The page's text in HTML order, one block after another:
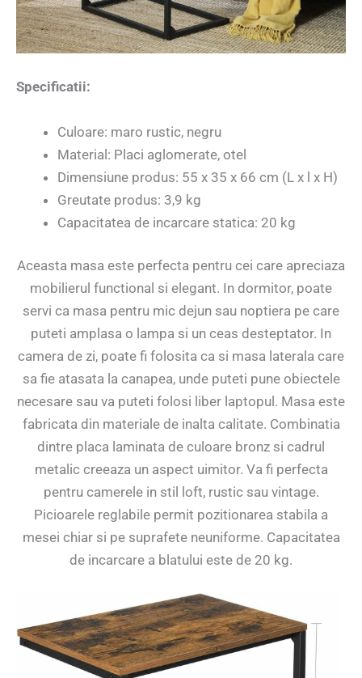
Specificatii:
Culoare: maro rustic, negru
Material: Placi aglomerate, otel
Dimensiune produs: 55 x 35 x 66 cm (L x l x H)
Greutate produs: 3,9 kg
Capacitatea de incarcare statica: 20 kg
Aceasta masa este perfecta pentru cei care apreciaza
mobilierul functional si elegant. In dormitor, poate
servi ca masa pentru mic dejun sau noptiera pe care
puteti amplasa o lampa si un ceas desteptator. In
camera de zi, poate fi folosita ca si masa laterala care
sa fie atasata la canapea, unde puteti pune obiectele
necesare sau va puteti folosi liber laptopul. Masa este
fabricata din materiale de inalta calitate. Combinatia
dintre placa laminata de culoare bronz si cadrul
metalic creeaza un aspect uimitor. Va fi perfecta
pentru camerele in stil loft, rustic sau vintage.
Picioarele reglabile permit pozitionarea stabila a
mesei chiar si pe suprafete neuniforme. Capacitatea
de incarcare a blatului este de 20 kg.